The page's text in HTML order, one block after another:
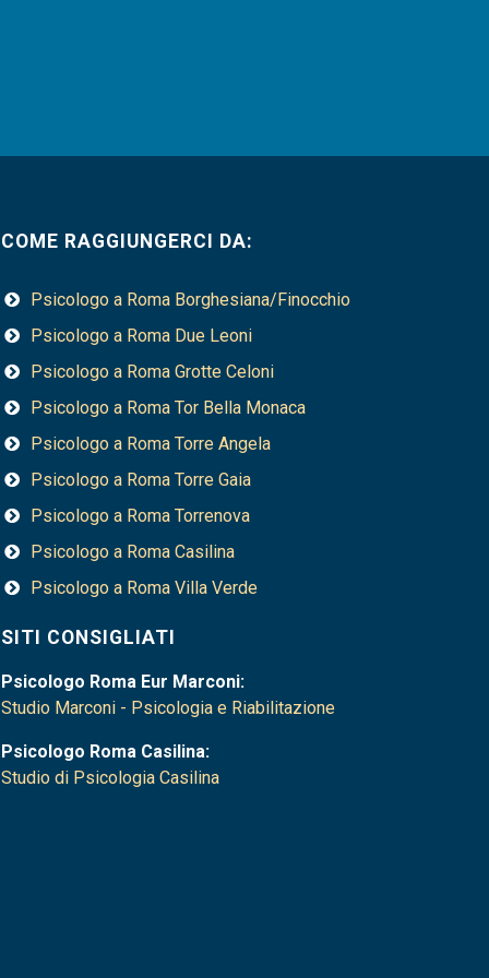
COME RAGGIUNGERCI DA:
Psicologo a Roma Borghesiana/Finocchio
Psicologo a Roma Due Leoni
Psicologo a Roma Grotte Celoni
Psicologo a Roma Tor Bella Monaca
Psicologo a Roma Torre Angela
Psicologo a Roma Torre Gaia
Psicologo a Roma Torrenova
Psicologo a Roma Casilina
Psicologo a Roma Villa Verde
SITI CONSIGLIATI
Psicologo Roma Eur Marconi:
Studio Marconi - Psicologia e Riabilitazione
Psicologo Roma Casilina:
Studio di Psicologia Casilina